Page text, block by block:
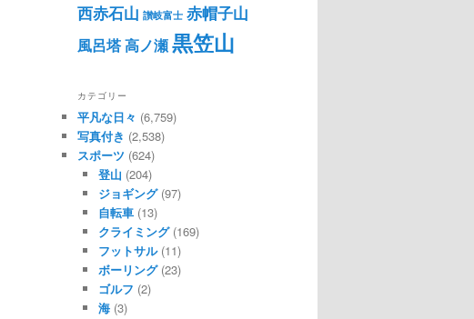
西赤石山 讃岐富士 赤帽子山
風呂塔高ノ瀬黒笠山
カテゴリー
平凡な日々 (6,759)
写真付き (2,538)
スポーツ (624)
登山 (204)
ジョギング(97)
自転車(13)
クライミング(169)
フットサル(11)
ボーリング(23)
ゴルフ (2)
海(3)